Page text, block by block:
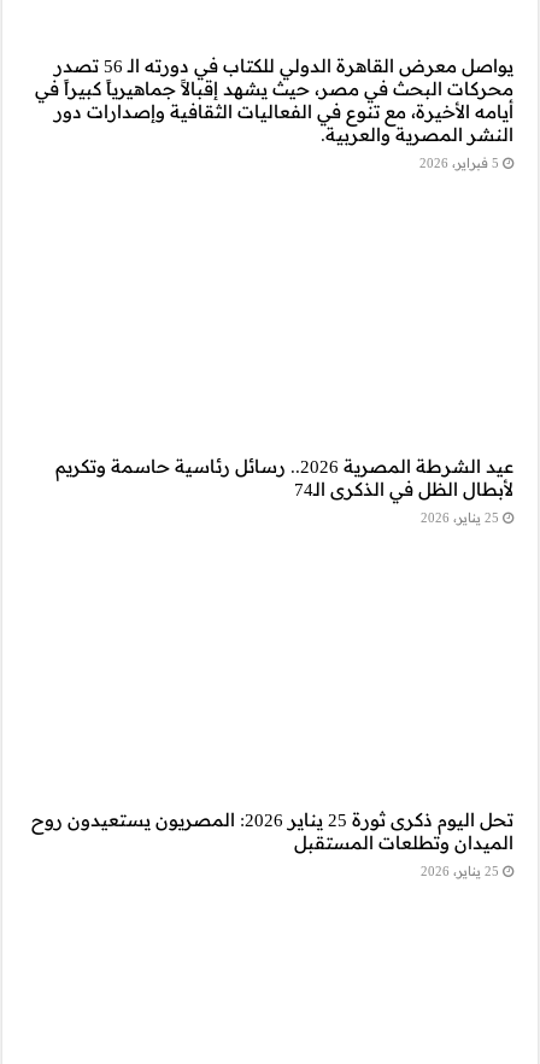
يواصل معرض القاهرة الدولي للكتاب في دورته الـ 56 تصدر
جماهيرياً كبيراً في
وإصدارات دور
رسائل رئاسية حاسمة وتكريم
ثورة 25 يناير 2026: المصريون يستعيدون روح